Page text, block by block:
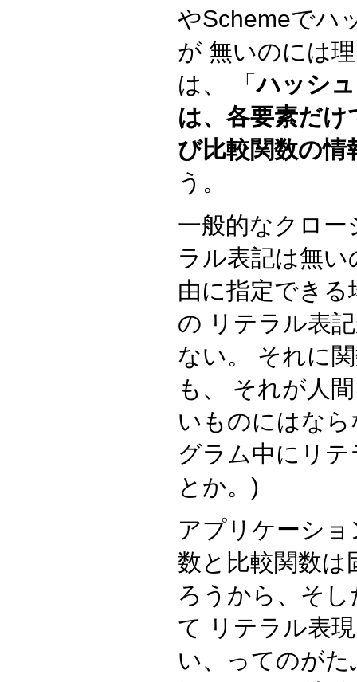
やSchemeでハ
が 無いのには
は、 「ハッシ
は、各要素だ
び比較関数の情
う。
一般的なクロ
ラル表記は無
由に指定でき
の リテラル表
ない。 それに
も、 それが人
いものにはな
グラム中にリ
とか。)
アプリケーシ
数と比較関数は
ろうから、そ
て リテラル表
い、ってのが